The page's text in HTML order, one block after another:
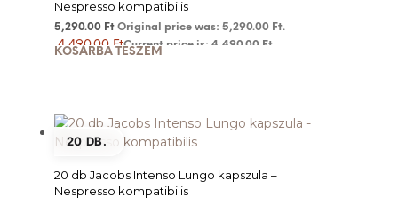
Nespresso kompatibilis
5,290.00Ft Original price was: 5,290.00 Ft.
4,490.00 FtCurrent price is: 4,490.00 Ft.
KOSÁRBA TESZEM
20 DB.
20 db Jacobs Intenso Lungo kapszula –
Nespresso kompatibilis